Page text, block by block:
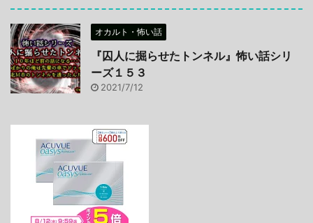
オカルト・怖い話
『囚人に掘らせたトンネル』怖い話シリ
ーズ１５３
2021/7/12